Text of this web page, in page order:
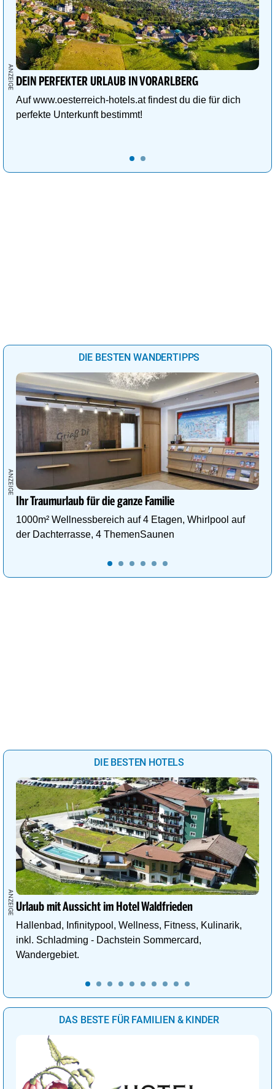
DEIN PERFEKTER URLAUB IN VORARLBERG
Auf www.oesterreich-hotels.at findest du die für dich
perfekte Unterkunft bestimmt!
DIE BESTEN WANDERTIPPS
Ihr Traumurlaub für die ganze Familie
1000m² Wellnessbereich auf 4 Etagen, Whirlpool auf
der Dachterrasse, 4 ThemenSaunen
DIE BESTEN HOTELS
Urlaub mit Aussicht im Hotel Waldfrieden
Hallenbad, Infinitypool, Wellness, Fitness, Kulinarik,
inkl. Schladming - Dachstein Sommercard,
Wandergebiet.
DAS BESTE FÜR FAMILIEN & KINDER